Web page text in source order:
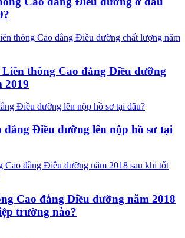
thông Cao đẳng Điều dưỡng
2019
đẳng Điều dưỡng lên nộp hồ sơ tại
Cao đẳng Điều dưỡng năm 2018
trường nào?